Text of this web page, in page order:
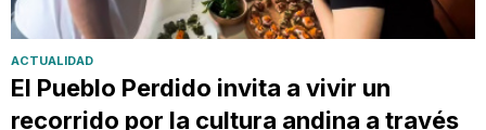
ACTUALIDAD
El Pueblo Perdido invita a vivir un
recorrido por la cultura andina a través